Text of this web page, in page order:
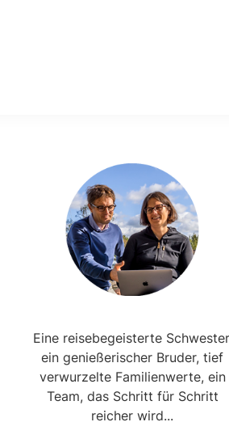
Primary
Sidebar
Eine reisebegeisterte
ein genießerischer Bruder, tief
verwurzelte Familienwerte, ein
Team, das Schritt für Schritt
reicher wird...